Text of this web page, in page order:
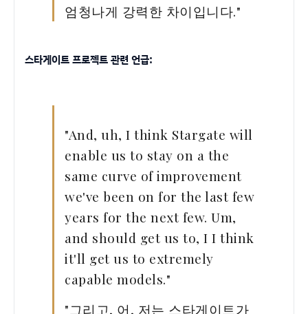
엄청나게 강력한 차이입니다."
스타게이트 프로젝트 관련 언급:
"And, uh, I think Stargate will
enable us to stay on a the
same curve of improvement
we've been on for the last few
years for the next few. Um,
and should get us to, I I think
it'll get us to extremely
capable models."
"그리고, 어, 저는 스타게이트가